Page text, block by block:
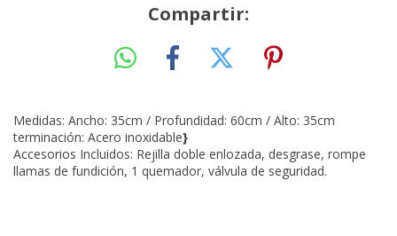
Compartir:
Medidas: Ancho: 35cm / Profundidad: 60cm / Alto: 35cm
terminación: Acero inoxidable}
Accesorios Incluidos: Rejilla doble enlozada, desgrase, rompe
llamas de fundición, 1 quemador, válvula de seguridad.